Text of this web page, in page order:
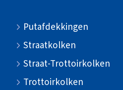
Putafdekkingen
Straatkolken
Straat-Trottoirkolken
Trottoirkolken